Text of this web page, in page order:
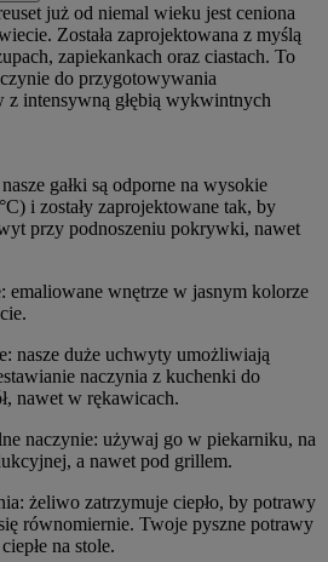
już od niemal wieku jest ceniona
Została zaprojektowana z myślą
zapiekankach oraz ciastach. To
do przygotowywania
z intensywną głębią wykwintnych
gałki są odporne na wysokie
i zostały zaprojektowane tak, by
przy podnoszeniu pokrywki, nawet
emaliowane wnętrze w jasnym kolorze
nasze duże uchwyty umożliwiają
naczynia z kuchenki do
nawet w rękawicach.
naczynie: używaj go w piekarniku, na
a nawet pod grillem.
żeliwo zatrzymuje ciepło, by potrawy
równomiernie. Twoje pyszne potrawy
na stole.